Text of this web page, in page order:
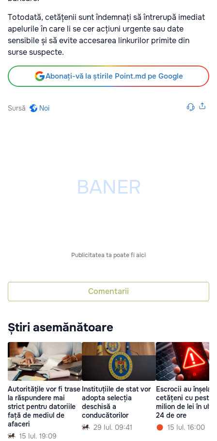
Totodată, cetățenii sunt îndemnați să întrerupă imediat
apelurile în care li se cer acțiuni urgente sau date
sensibile și să evite accesarea linkurilor primite din
surse suspecte.
Abonați-vă la știrile Point.md pe Google
Sursă Noi
Publicitatea ta poate fi aici
Comentarii
Știri asemănătoare
Autoritățile vor fi trase
la răspundere mai
strict pentru datoriile
față de mediul de
afaceri
15 Iul. 19:09
Instituțiile de stat vor
adopta selecția
deschisă a
conducătorilor
29 Iul. 09:41
Escrocii au înșelat
cetățeni cu peste
milion de lei în
24 de ore
15 Iul. 16:00